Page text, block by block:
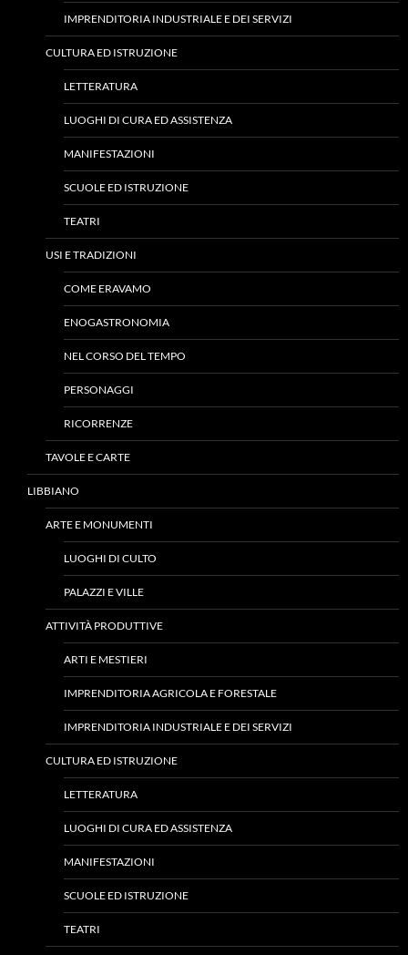
IMPRENDITORIA INDUSTRIALE E DEI SERVIZI
CULTURA ED ISTRUZIONE
LETTERATURA
LUOGHI DI CURA ED ASSISTENZA
MANIFESTAZIONI
SCUOLE ED ISTRUZIONE
TEATRI
USI E TRADIZIONI
COME ERAVAMO
ENOGASTRONOMIA
NEL CORSO DEL TEMPO
PERSONAGGI
RICORRENZE
TAVOLE E CARTE
LIBBIANO
ARTE E MONUMENTI
LUOGHI DI CULTO
PALAZZI E VILLE
ATTIVITÀ PRODUTTIVE
ARTI E MESTIERI
IMPRENDITORIA AGRICOLA E FORESTALE
IMPRENDITORIA INDUSTRIALE E DEI SERVIZI
CULTURA ED ISTRUZIONE
LETTERATURA
LUOGHI DI CURA ED ASSISTENZA
MANIFESTAZIONI
SCUOLE ED ISTRUZIONE
TEATRI